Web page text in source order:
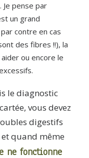
pense par
un grand
contre en cas
des fibres !!), la
ou encore le
le diagnostic
vous devez
digestifs
quand même
ne fonctionne